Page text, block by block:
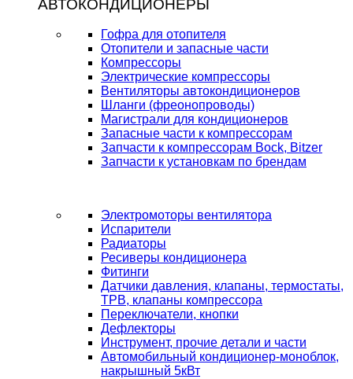
АВТОКОНДИЦИОНЕРЫ
Гофра для отопителя
Отопители и запасные части
Компрессоры
Электрические компрессоры
Вентиляторы автокондиционеров
Шланги (фреонопроводы)
Магистрали для кондиционеров
Запасные части к компрессорам
Запчасти к компрессорам Bock, Bitzer
Запчасти к установкам по брендам
Электромоторы вентилятора
Испарители
Радиаторы
Ресиверы кондиционера
Фитинги
Датчики давления, клапаны, термостаты,
ТРВ, клапаны компрессора
Переключатели, кнопки
Дефлекторы
Инструмент, прочие детали и части
Автомобильный кондиционер-моноблок,
накрышный 5кВт